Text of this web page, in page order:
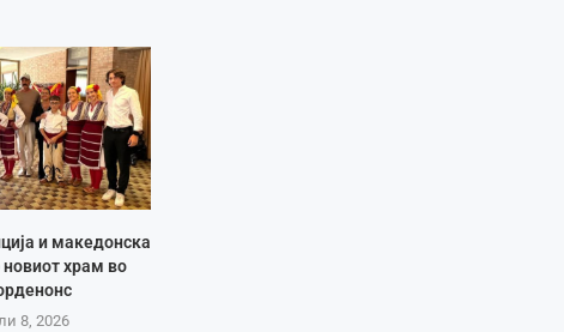
и македонска
новиот храм во
8, 2026